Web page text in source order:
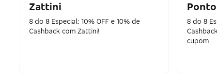
Zattini
8 do 8 Especial: 10% OFF e 10% de
Cashback com Zattini!
8 do 8
cupom